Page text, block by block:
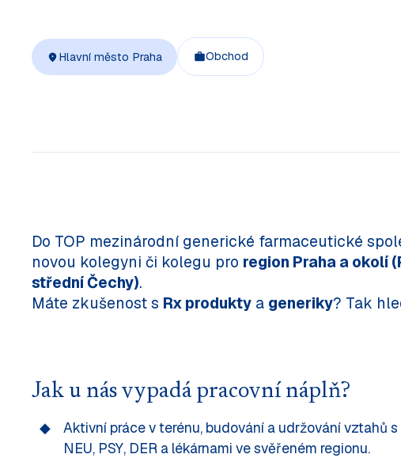
Hlavní město Praha Obchod
Do TOP mezinárodní generické farmaceutické
novou kolegyni či kolegu pro region Praha a okolí
střední Čechy).
Máte zkušenost s Rx produkty a generiky? Tak
Jak u nás vypadá pracovní náplň?
Aktivní práce v terénu, budování a udržování vztahů s
NEU, PSY, DER a lékárnami ve svěřeném regionu.